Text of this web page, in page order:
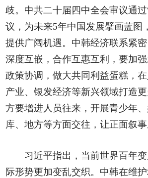
歧。中共二十届四中全会审议通
议，为未来5年中国发展擘画蓝图
提供广阔机遇。中韩经济联系紧
深度互嵌，合作互惠互利，要加
政策协调，做大共同利益蛋糕，
产业、银发经济等新兴领域打造
方要增进人员往来，开展青少年
库、地方等方面交往，让正面叙事
习近平指出，当前世界百年
际形势更加变乱交织。中韩在维